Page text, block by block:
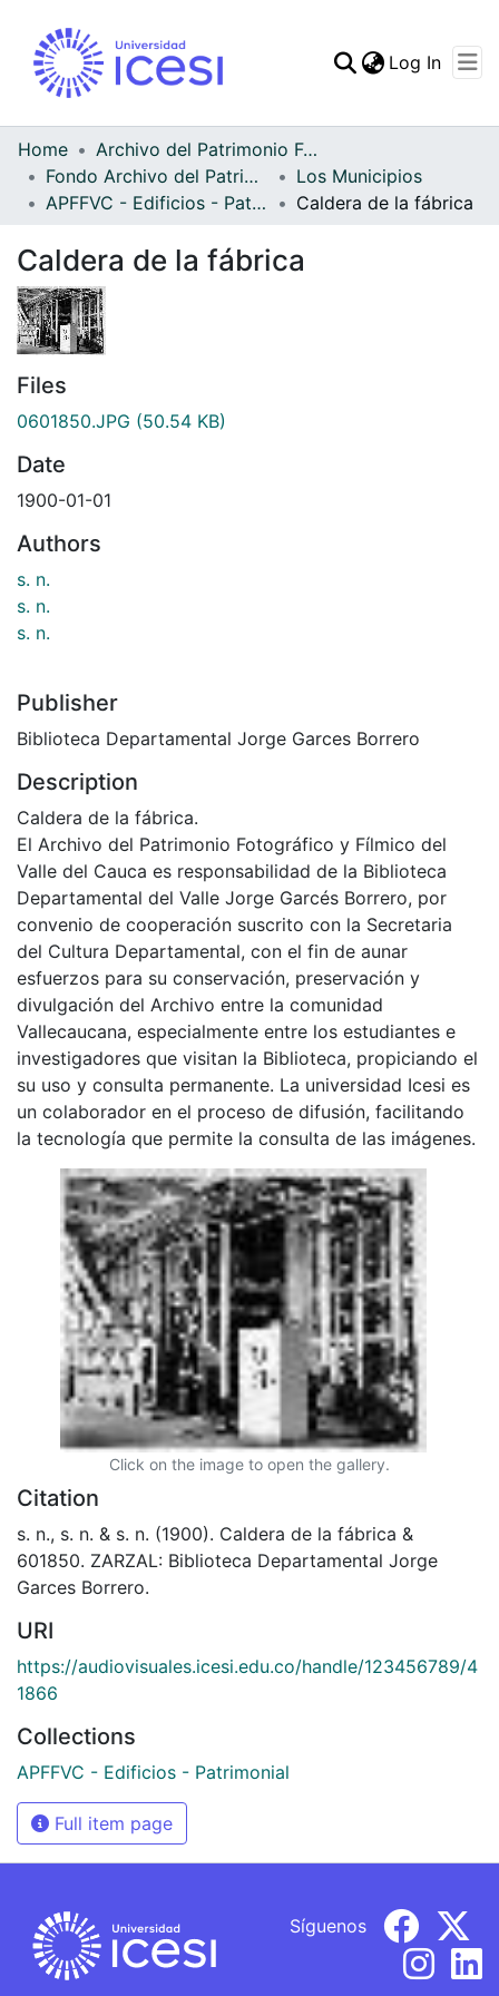
Statistics
Log In
Home
Archivo del Patrimonio Fotográfico y Fílmico del Valle del Cauca
Fondo Archivo del Patrimonio Fotográfico y Fílmico del Valle del Cauca
Los Municipios
APFFVC - Edificios - Patrimonial
Caldera de la fábrica
Caldera de la fábrica
Files
0601850.JPG (50.54 KB)
Date
1900-01-01
Authors
s. n.
s. n.
s. n.
Publisher
Biblioteca Departamental Jorge Garces Borrero
Description
Caldera de la fábrica.
El Archivo del Patrimonio Fotográfico y Fílmico del
Valle del Cauca es responsabilidad de la Biblioteca
Departamental del Valle Jorge Garcés Borrero, por
convenio de cooperación suscrito con la Secretaria
del Cultura Departamental, con el fin de aunar
esfuerzos para su conservación, preservación y
divulgación del Archivo entre la comunidad
Vallecaucana, especialmente entre los estudiantes e
investigadores que visitan la Biblioteca, propiciando el
su uso y consulta permanente. La universidad Icesi es
un colaborador en el proceso de difusión, facilitando
la tecnología que permite la consulta de las imágenes.
Click on the image to open the gallery.
Citation
s. n., s. n. & s. n. (1900). Caldera de la fábrica &
601850. ZARZAL: Biblioteca Departamental Jorge
Garces Borrero.
URI
https://audiovisuales.icesi.edu.co/handle/123456789/4
1866
Collections
APFFVC - Edificios - Patrimonial
Full item page
Síguenos